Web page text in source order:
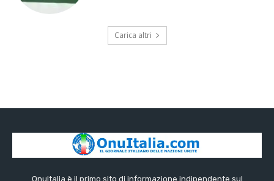
Carica altri
OnuItalia è il primo sito di informazione indipendente sul